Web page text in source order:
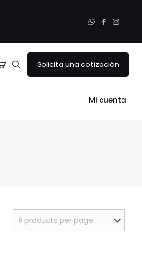
Solicita una cotización
Mi cuenta